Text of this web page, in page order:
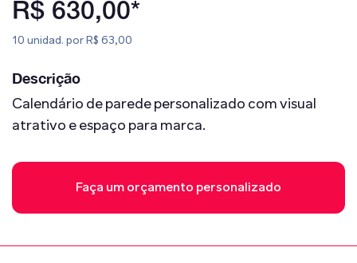
R$ 630,00*
10 unidad. por R$ 63,00
Descrição
Calendário de parede personalizado com visual
atrativo e espaço para marca.
Faça um orçamento personalizado